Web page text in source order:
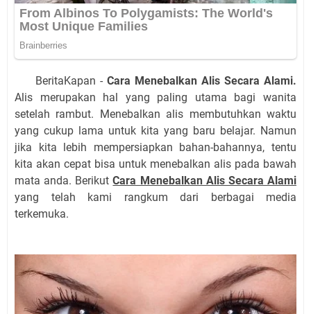
BeritaKapan - Cara Menebalkan Alis Secara Alami.
Alis merupakan hal yang paling utama bagi wanita
setelah rambut. Menebalkan alis membutuhkan waktu
yang cukup lama untuk kita yang baru belajar. Namun
jika kita lebih mempersiapkan bahan-bahannya, tentu
kita akan cepat bisa untuk menebalkan alis pada bawah
mata anda. BerikutCara Menebalkan Alis Secara Alami
yang telah kami rangkum dari berbagai media
terkemuka.